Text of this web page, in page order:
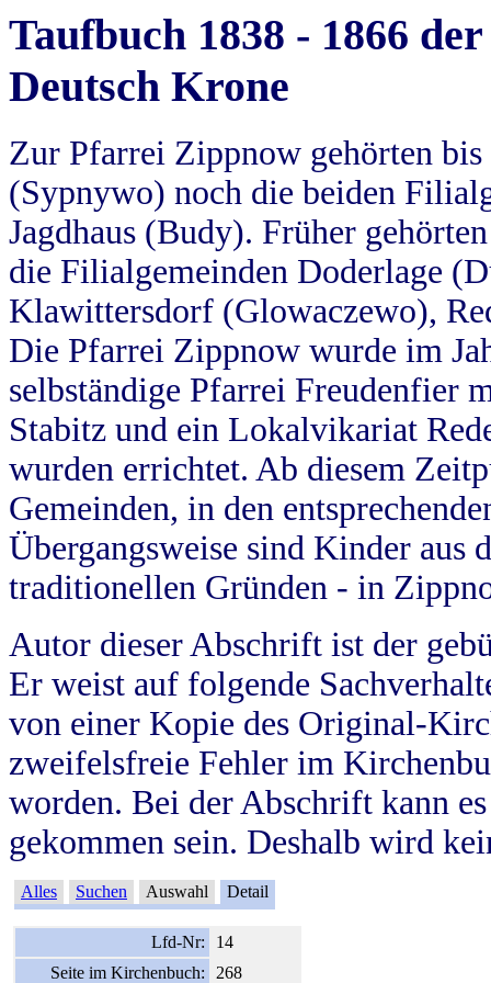
Taufbuch 1838 - 1866
Deutsch Krone
Zur Pfarrei Zippnow gehörten
(Sypnywo) noch die beiden
Jagdhaus (Budy). Früher
die Filialgemeinden Doderlage
Klawittersdorf (Glowaczewo),
Die Pfarrei Zippnow wurde im
selbständige Pfarrei Freudenfier
Stabitz und ein Lokalvikariat
wurden errichtet. Ab diesem
Gemeinden, in den
Übergangsweise sind Kinder aus
traditionellen Gründen - in
Autor dieser Abschrift ist der
Er weist auf folgende
von einer Kopie des Original-
zweifelsfreie Fehler im
worden. Bei der Abschrift kann
gekommen sein. Deshalb wird
Alles Suchen Auswahl Detail
Lfd-Nr:
14
Seite im Kirchenbuch:
268